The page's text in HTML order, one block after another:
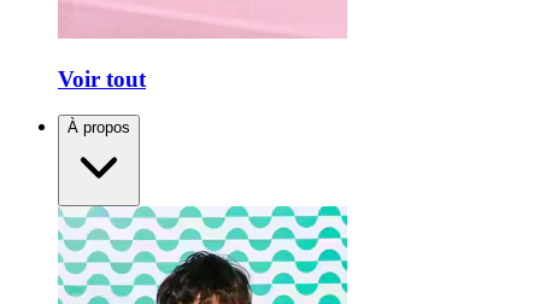
Voir tout
À propos